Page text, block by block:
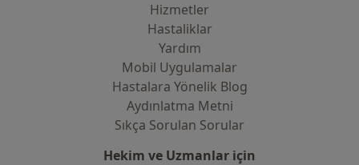
Hizmetler
Hastaliklar
Yardım
Mobil Uygulamalar
Hastalara Yönelik Blog
Aydınlatma Metni
Sıkça Sorulan Sorular
Hekim ve Uzmanlar için